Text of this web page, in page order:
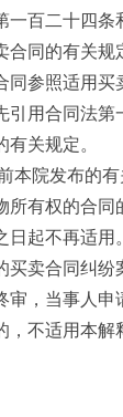
一百二十四条
同的有关规
同参照适用买
引用合同法第
关规定。
本院发布的
所有权的合同
起不再适用。
买卖合同纠纷
审，当事人申
不适用本解